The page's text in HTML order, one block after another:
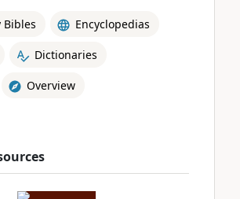
Bibles Encyclopedias
Dictionaries
Overview